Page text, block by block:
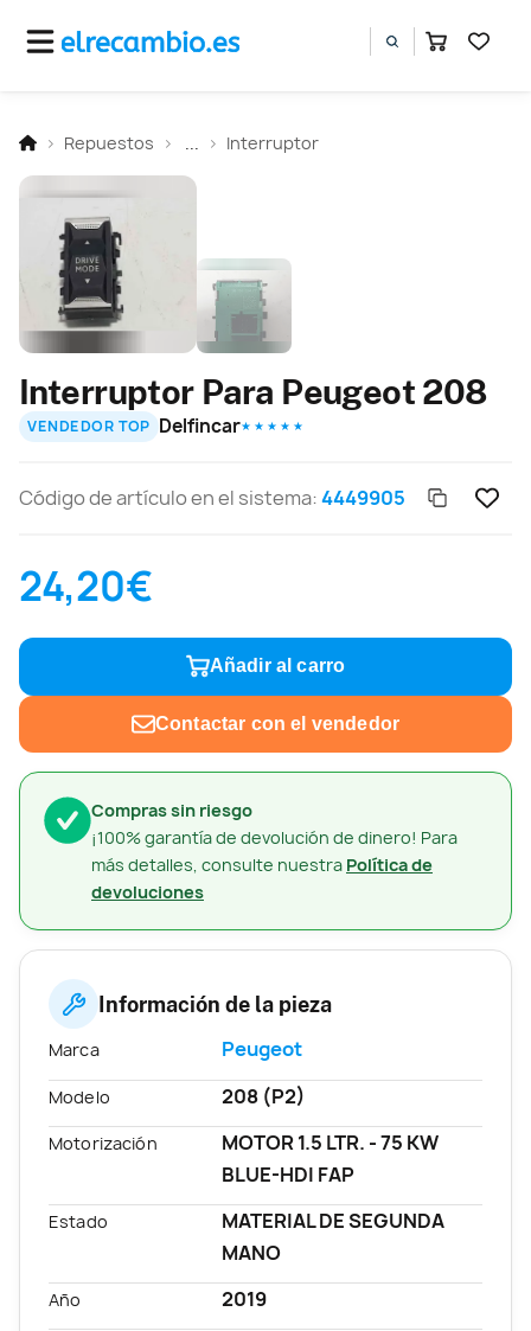
Repuestos Interruptor
Compras sin riesgo
¡100% garantía de devolución de dinero! Para
más detalles, consulte nuestra Política de
devoluciones
Interruptor Para Peugeot 208
VENDEDOR TOP Delfincar★ ★ ★ ★ ★
Código de artículo en el sistema:4449905
24,20€
Añadir al carro
Contactar con el vendedor
Información de la pieza
Marca Peugeot
Modelo 208 (P2)
Motorización
MOTOR 1.5 LTR. - 75 KW
BLUE-HDI FAP
Estado
MATERIAL DE SEGUNDA
MANO
Año 2019